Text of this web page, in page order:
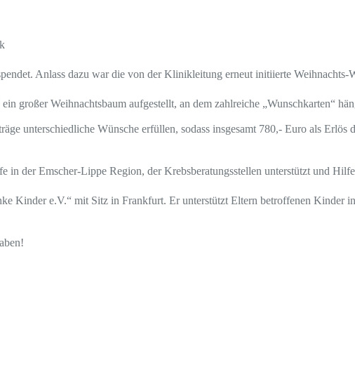
Anlass dazu war die von der Klinikleitung erneut initiierte Weihnachts-
großer Weihnachtsbaum aufgestellt, an dem zahlreiche „Wunschkarten“
unterschiedliche Wünsche erfüllen, sodass insgesamt 780,- Euro als
in der Emscher-Lippe Region, der Krebsberatungsstellen unterstützt und
Kinder e.V.“ mit Sitz in Frankfurt. Er unterstützt Eltern betroffenen